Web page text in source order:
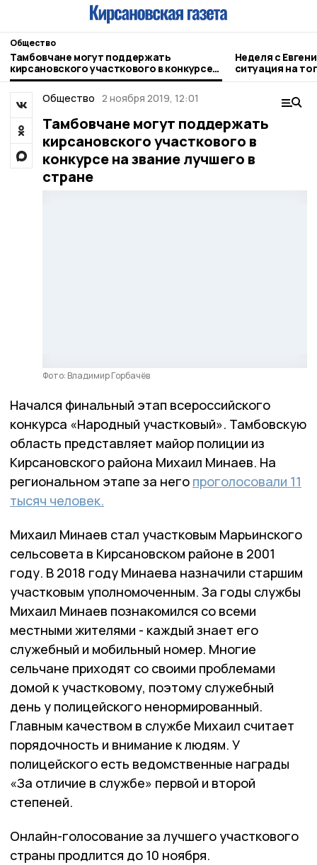
Общество
Тамбовчане могут поддержать
кирсановского участкового в конкурсе
на звание лучшего в стране
Неделя с
ситуация на
городе и
Общество 2 ноября 2019, 12:01
Тамбовчане могут поддержать
кирсановского участкового в
конкурсе на звание лучшего в
стране
Фото: Владимир Горбачёв
Начался финальный этап всероссийского
конкурса «Народный участковый». Тамбовскую
область представляет майор полиции из
Кирсановского района Михаил Минаев. На
региональном этапе за него проголосовали 11
тысяч человек.
Михаил Минаев стал участковым Марьинского
сельсовета в Кирсановском районе в 2001
году. В 2018 году Минаева назначили старшим
участковым уполномоченным. За годы службы
Михаил Минаев познакомился со всеми
местными жителями - каждый знает его
служебный и мобильный номер. Многие
сельчане приходят со своими проблемами
домой к участковому, поэтому служебный
день у полицейского ненормированный.
Главным качеством в службе Михаил считает
порядочность и внимание к людям. У
полицейского есть ведомственные награды
«За отличие в службе» первой и второй
степеней.
Онлайн-голосование за лучшего участкового
страны продлится до 10 ноября.